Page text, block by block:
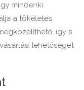
mindenki
a tökéletes
így a
lehetőséget